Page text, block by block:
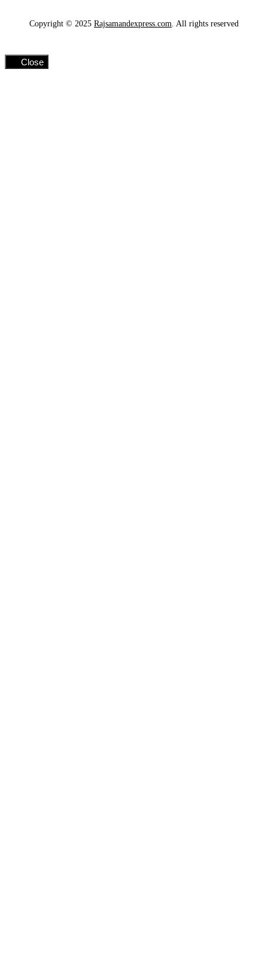
Copyright © 2025 Rajsamandexpress.com . All rights reserved
Close